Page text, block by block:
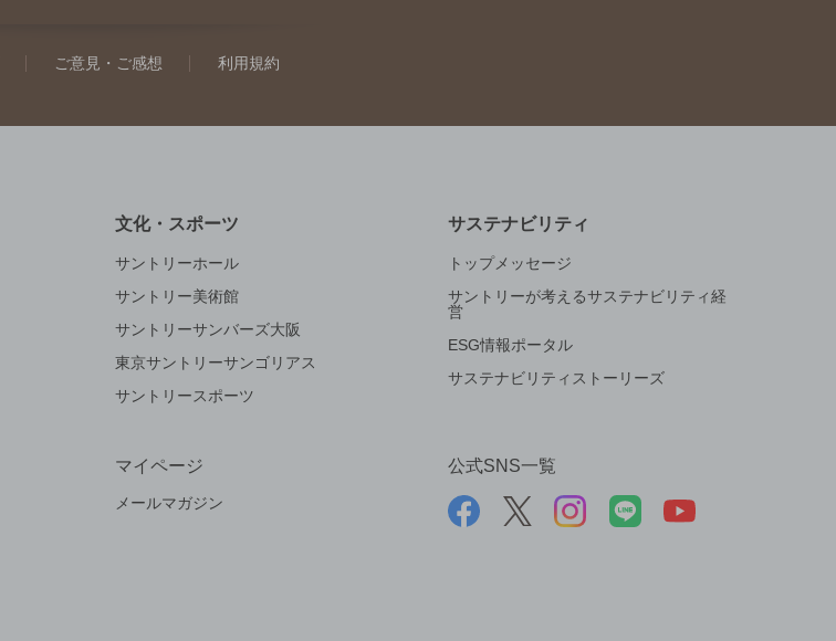
ご意見・ご感想 利用規約
文化・スポーツ
サントリーホール
サントリー美術館
サントリーサンバーズ大阪
東京サントリーサンゴリアス
サントリースポーツ
サステナビリティ
トップメッセージ
サントリーが考えるサステナビリティ経
営
ESG情報ポータル
サステナビリティストーリーズ
マイページ
メールマガジン
公式SNS一覧